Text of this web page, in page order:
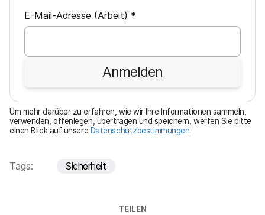
E-Mail-Adresse (Arbeit) *P
f
i
c
h
t
f
e
Anmelden
Um mehr darüber zu erfahren, wie wir Ihre Informationen sammeln,
verwenden, offenlegen, übertragen und speichern, werfen Sie bitte
einen Blick auf unsere Datenschutzbestimmungen.
Tags: Sicherheit
TEILEN